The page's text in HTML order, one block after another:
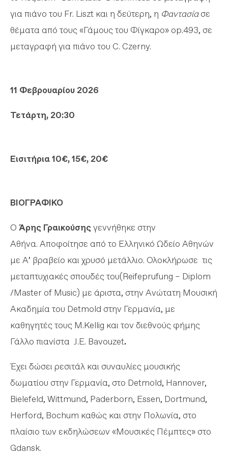
για πιάνο του Fr. Liszt και η δεύτερη, η Φαντασίασε
θέματα από τους «Γάμους του Φίγκαρο» op.493, σε
μεταγραφή για πιάνο του C. Czerny.
11 Φεβρουαρίου 2026
Τετάρτη, 20:30
Εισιτήρια 10€, 15€, 20€
ΒΙΟΓΡΑΦΙΚΟ
Ο Άρης Γραικούσης γεννήθηκε στην
Αθήνα. Αποφοίτησε από το Ελληνικό Ωδείο Αθηνών
με Α’ βραβείο και χρυσό μετάλλιο. Ολοκλήρωσε τις
μεταπτυχιακές σπουδές του(Reifeprufung – Diplom
/Master of Music) με άριστα, στην Ανώτατη Μουσική
Ακαδημία του Detmold στην Γερμανία, με
καθηγητές τους M.Kellig και τον διεθνούς φήμης
Γάλλο πιανίστα J.E. Bavouzet.
Έχει δώσει ρεσιτάλ και συναυλίες μουσικής
δωματίου στην Γερμανία, στο Detmold, Hannover,
Bielefeld, Wittmund, Paderborn, Essen, Dortmund,
Herford, Bochum καθώς και στην Πολωνία, στο
πλαίσιο των εκδηλώσεων «Μουσικές Πέμπτες» στο
Gdansk.